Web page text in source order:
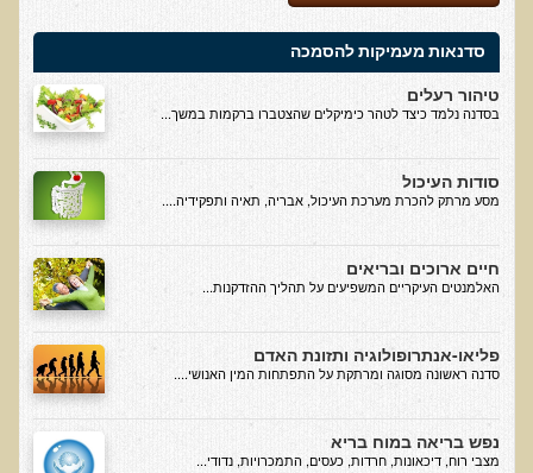
בדיקת סריקה - חומצות אורגניות בשתן
בדיקת שתן לאיתור הצטברות של מתכות כבדות
בדיקת צואה לאיתור מתכות כבדות
בדיקה מקיפה לתפקוד מערכת העיכול
בדיקות לרגישויות לחלבונים
מידע מקצועי לרופאים ומטפלים על בדיקת ה-AMAS
פאנל קרדיו-ווסקולרי - לבריאות מערכת כלי הדם והלב
בדיקת שיער לאיתור מחסור במינרלים
בדיקות גנטיות
סדנאות מעמיקות להסמכה
טיהור רעלים
בסדנה נלמד כיצד לטהר כימיקלים שהצטברו ברקמות במשך...
סודות העיכול
מסע מרתק להכרת מערכת העיכול, אבריה, תאיה ותפקידיה....
חיים ארוכים ובריאים
האלמנטים העיקריים המשפיעים על תהליך ההזדקנות...
פליאו-אנתרופולוגיה ותזונת האדם
סדנה ראשונה מסוגה ומרתקת על התפתחות המין האנושי....
נפש בריאה במוח בריא
מצבי רוח, דיכאונות, חרדות, כעסים, התמכרויות, נדודי...